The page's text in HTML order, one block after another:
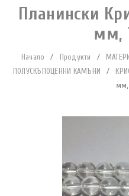
Планински
мм,
Начало / Продукти /
ПОЛУСКЪПОЦЕННИ КАМЪНИ
/
мм,